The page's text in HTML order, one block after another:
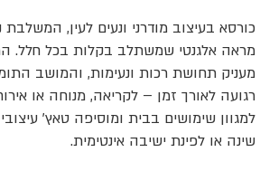
כורסא בעיצוב מודרני ונעים לעין,
מראה אלגנטי שמשתלב בקלות בכל חלל.
מעניק תחושת רכות ונעימות, והמושב
רגועה לאורך זמן – לקריאה, מנוחה או
למגוון שימושים בבית ומוסיפה טאץ’
שינה או לפינת ישיבה אינטימית.